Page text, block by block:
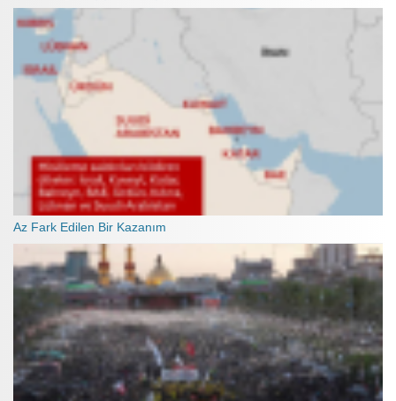
Az Fark Edilen Bir Kazanım